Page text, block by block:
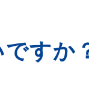
すか